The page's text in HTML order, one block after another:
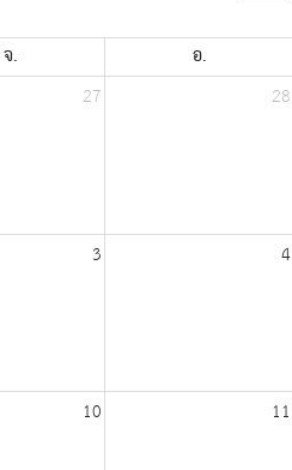
จ. อ.
27 28
3 4
10 11